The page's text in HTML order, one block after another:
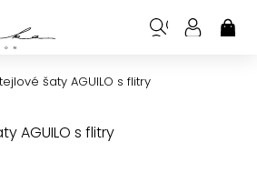
šaty AGUILO s flitry
AGUILO s flitry